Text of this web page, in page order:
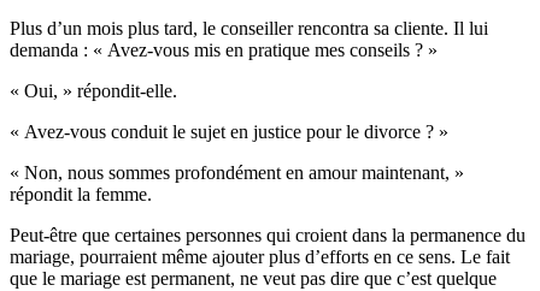
Plus d’un mois plus tard, le conseiller rencontra sa cliente. Il lui
demanda : « Avez-vous mis en pratique mes conseils ? »
« Oui, » répondit-elle.
« Avez-vous conduit le sujet en justice pour le divorce ? »
« Non, nous sommes profondément en amour maintenant, »
répondit la femme.
Peut-être que certaines personnes qui croient dans la permanence du
mariage, pourraient même ajouter plus d’efforts en ce sens. Le fait
que le mariage est permanent, ne veut pas dire que c’est quelque